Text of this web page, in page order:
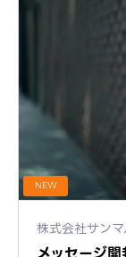
NEW
株式会社サン